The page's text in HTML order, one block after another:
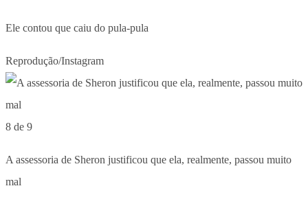
Ele contou que caiu do pula-pula
Reprodução/Instagram
8 de 9
A assessoria de Sheron justificou que ela, realmente, passou muito
mal